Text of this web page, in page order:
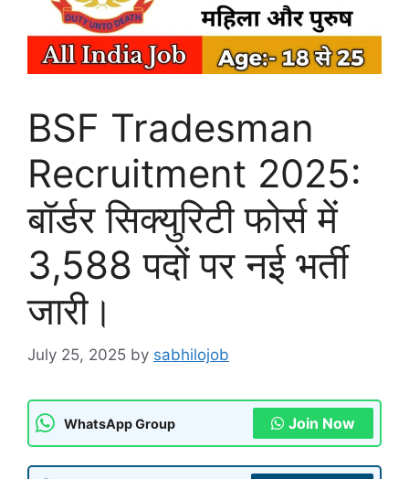
BSF Tradesman
Recruitment 2025:
बॉर्डर सिक्युरिटी फोर्स में
3,588 पदों पर नई भर्ती
जारी।
July 25, 2025 by sabhilojob
WhatsApp Group Join Now